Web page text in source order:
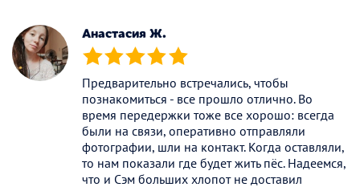
Анастасия Ж.
(*) (*) (*) (*) (*)
Предварительно встречались, чтобы
познакомиться - все прошло отлично. Во
время передержки тоже все хорошо: всегда
были на связи, оперативно отправляли
фотографии, шли на контакт. Когда оставляли,
то нам показали где будет жить пёс. Надеемся,
что и Сэм больших хлопот не доставил